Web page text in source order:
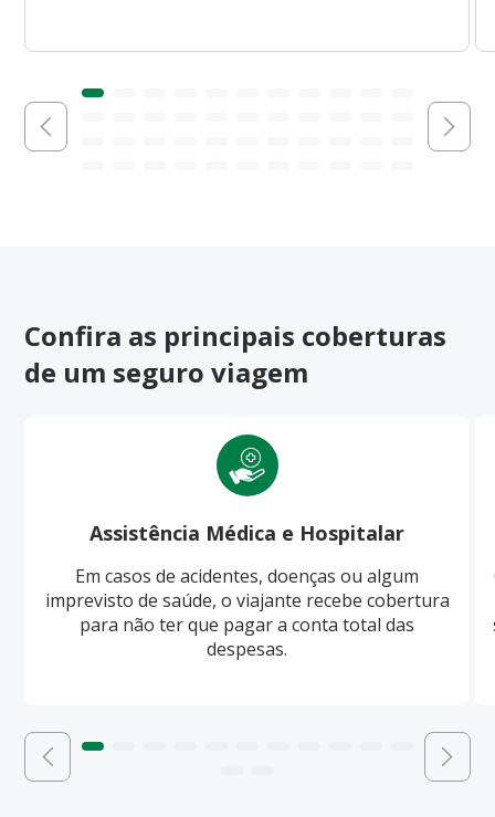
Confira as principais coberturas
de um seguro viagem
Assistência Médica e Hospitalar
Em casos de acidentes, doenças ou algum
imprevisto de saúde, o viajante recebe cobertura
para não ter que pagar a conta total das
despesas.